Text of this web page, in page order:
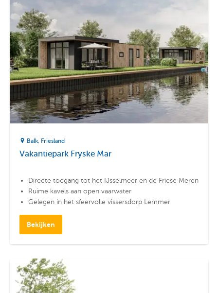
Balk Friesland
Vakantiepark Fryske Mar
Directe toegang tot het IJsselmeer en de Friese Meren
Ruime kavels aan open vaarwater
Gelegen in het sfeervolle vissersdorp Lemmer
Bekijken